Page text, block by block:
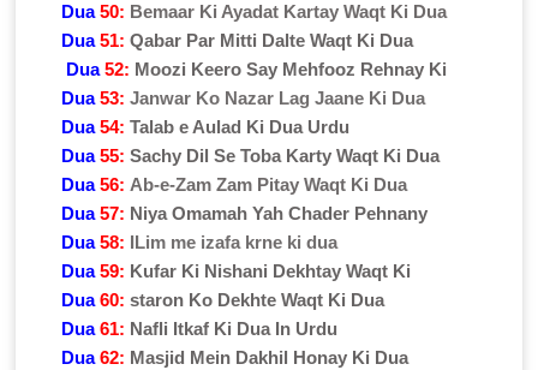
Dua 50: Bemaar Ki Ayadat Kartay Waqt Ki Dua
Dua 51: Qabar Par Mitti Dalte Waqt Ki Dua
Dua 52: Moozi Keero Say Mehfooz Rehnay Ki
Dua 53: Janwar Ko Nazar Lag Jaane Ki Dua
Dua 54: Talab e Aulad Ki Dua Urdu
Dua 55: Sachy Dil Se Toba Karty Waqt Ki Dua
Dua 56: Ab-e-Zam Zam Pitay Waqt Ki Dua
Dua 57: Niya Omamah Yah Chader Pehnany
Dua 58: ILim me izafa krne ki dua
Dua 59: Kufar Ki Nishani Dekhtay Waqt Ki
Dua 60: staron Ko Dekhte Waqt Ki Dua
Dua 61: Nafli Itkaf Ki Dua In Urdu
Dua 62: Masjid Mein Dakhil Honay Ki Dua